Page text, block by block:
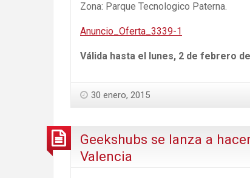
Zona: Parque Tecnologico Paterna.
Anuncio_Oferta_3339-1
Válida hasta el lunes, 2 de febrero
30 enero, 2015
Geekshubs se lanza a
Valencia